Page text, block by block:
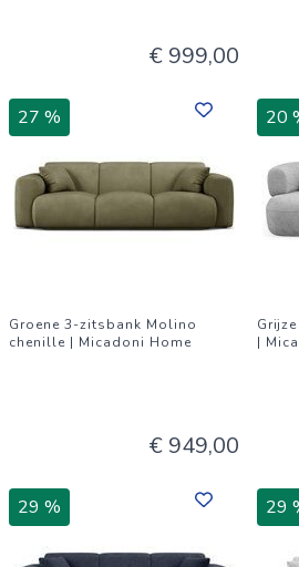
€ 999,00
27 %
Groene 3-zitsbank Molino
chenille | Micadoni Home
€ 949,00
20
|
29 % 29